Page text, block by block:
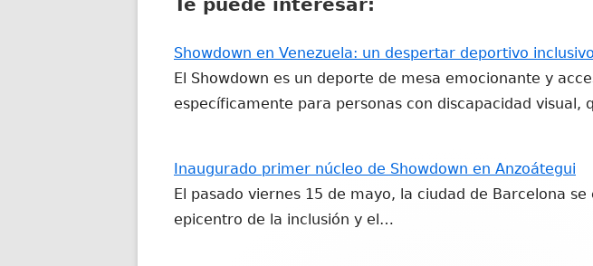
ventana
ventana
Te puede interesar:
Showdown en Venezuela: un despertar deportivo inclusivo
El Showdown es un deporte de mesa emocionante y
específicamente para personas con discapacidad visual,
Inaugurado primer núcleo de Showdown en Anzoátegui
El pasado viernes 15 de mayo, la ciudad de Barcelona
epicentro de la inclusión y el…